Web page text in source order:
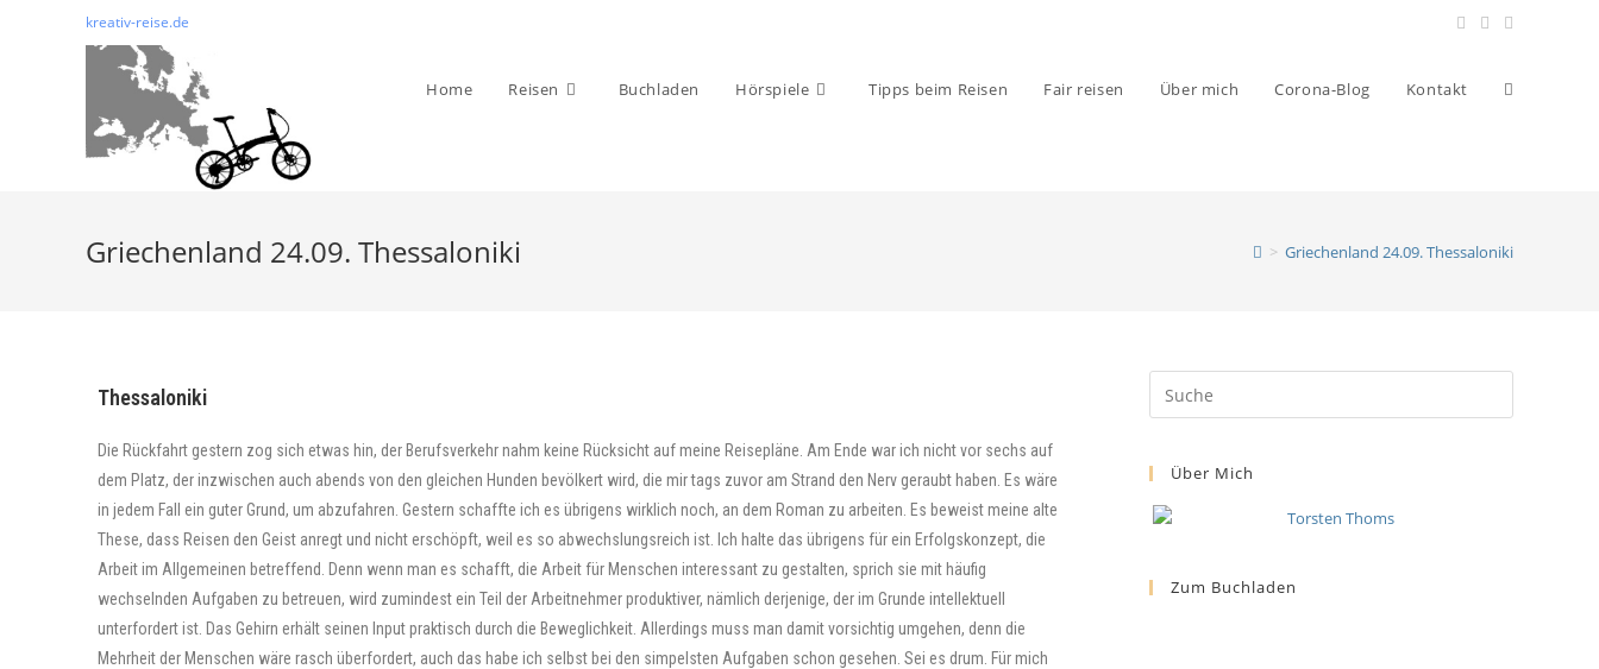
kreativ-reise.de
Home Reisen Buchladen Hörspiele Tipps beim Reisen Fair reisen Über mich Corona-Blog Kontakt
Griechenland 24.09. Thessaloniki > Griechenland 24.09. Thessaloniki
Thessaloniki
Die Rückfahrt gestern zog sich etwas hin, der Berufsverkehr nahm keine Rücksicht auf meine Reisepläne. Am Ende war ich nicht vor sechs auf
dem Platz, der inzwischen auch abends von den gleichen Hunden bevölkert wird, die mir tags zuvor am Strand den Nerv geraubt haben. Es wäre
in jedem Fall ein guter Grund, um abzufahren. Gestern schaffte ich es übrigens wirklich noch, an dem Roman zu arbeiten. Es beweist meine alte
These, dass Reisen den Geist anregt und nicht erschöpft, weil es so abwechslungsreich ist. Ich halte das übrigens für ein Erfolgskonzept, die
Arbeit im Allgemeinen betreffend. Denn wenn man es schafft, die Arbeit für Menschen interessant zu gestalten, sprich sie mit häufig
wechselnden Aufgaben zu betreuen, wird zumindest ein Teil der Arbeitnehmer produktiver, nämlich derjenige, der im Grunde intellektuell
unterfordert ist. Das Gehirn erhält seinen Input praktisch durch die Beweglichkeit. Allerdings muss man damit vorsichtig umgehen, denn die
Mehrheit der Menschen wäre rasch überfordert, auch das habe ich selbst bei den simpelsten Aufgaben schon gesehen. Sei es drum. Für mich
Über Mich
Zum Buchladen